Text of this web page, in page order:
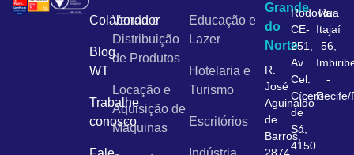
Colaborador
Blog
WT
Trabalhe
conosco
Venda e
Distribuição
de Produtos
Locação e
Aquisição de
Máquinas
Educação e
Lazer
Hotelaria e
Turismo
Escritórios
Grande
do
Norte
R.
José
Aguinaldo
de
Barros,
Rodovia
CE-
251,
Av.
Cel.
Cícero
de
Sá,
4150
Rua
Itajaí
56,
-
Recife/